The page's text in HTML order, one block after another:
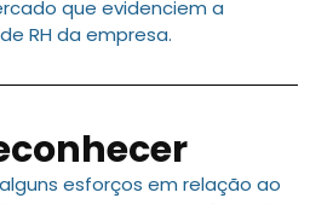
que evidenciem a
RH da empresa.
esforços em relação ao